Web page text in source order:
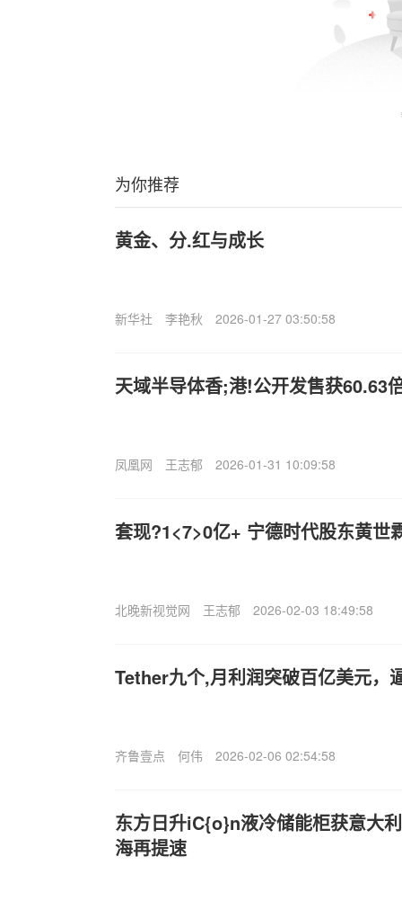
为你推荐
黄金、分.红与成长
新华社 李艳秋 2026-01-27 03:50:58
天域半导体香;港!公开发售获60.63
凤凰网 王志郁 2026-01-31 10:09:58
套现?1<7>0亿+ 宁德时代股东黄世
北晚新视觉网 王志郁 2026-02-03 18:49:58
Tether九个,月利润突破百亿美元，
齐鲁壹点 何伟 2026-02-06 02:54:58
东方日升iC{o}n液冷储能柜获意大
海再提速